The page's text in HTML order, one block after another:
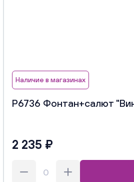
Наличие в магазинах
Р6736 Фонтан+салют
2 235 ₽